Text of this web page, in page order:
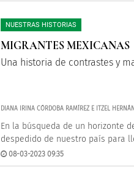
NUESTRAS HISTORIAS
MIGRANTES MEXICANAS
Una historia de contrastes y
DIANA IRINA CÓRDOBA RAMÍREZ E ITZEL
En la búsqueda de un horizonte
despedido de nuestro país para
08-03-2023 09:35